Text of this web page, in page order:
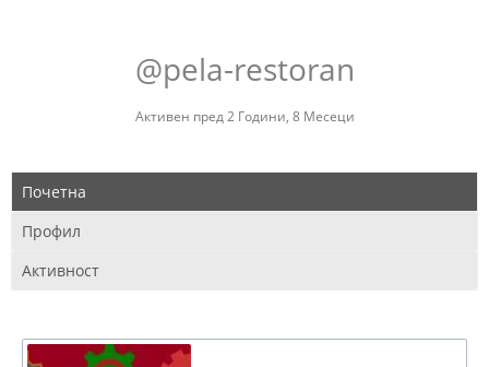
@pela-restoran
Активен пред 2 Години, 8 Месеци
Почетна
Профил
Активност